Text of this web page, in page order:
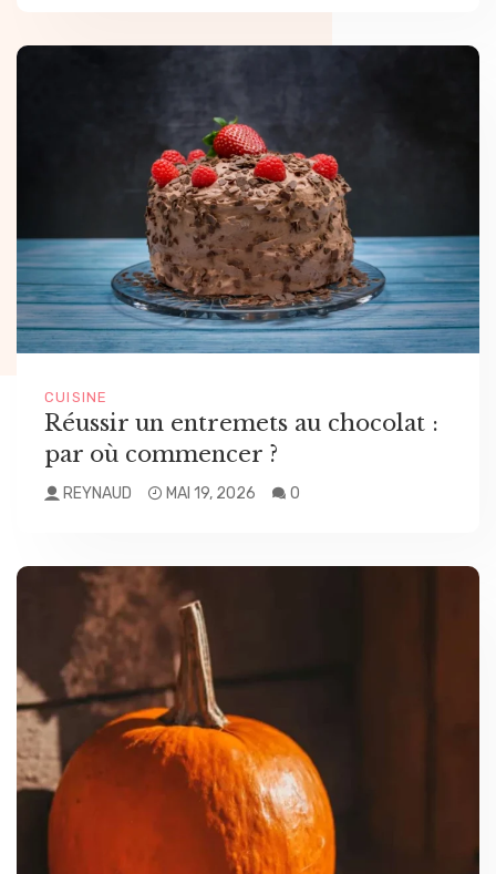
CUISINE
Réussir un entremets au chocolat :
par où commencer ?
REYNAUD MAI 19, 2026 0